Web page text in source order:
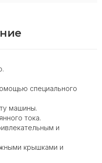
специального
машины.
тока.
и
крышками и